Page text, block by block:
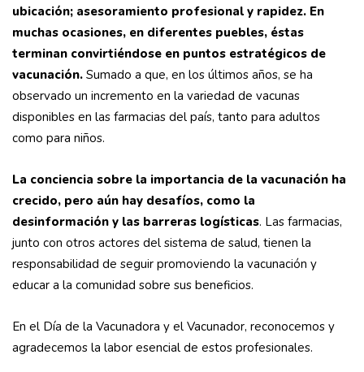
ubicación; asesoramiento profesional y rapidez. En
muchas ocasiones, en diferentes puebles, éstas
terminan convirtiéndose en puntos estratégicos de
vacunación. Sumado a que, en los últimos años, se ha
observado un incremento en la variedad de vacunas
disponibles en las farmacias del país, tanto para adultos
como para niños.
La conciencia sobre la importancia de la vacunación ha
crecido, pero aún hay desafíos, como la
desinformación y las barreras logísticas. Las farmacias,
junto con otros actores del sistema de salud, tienen la
responsabilidad de seguir promoviendo la vacunación y
educar a la comunidad sobre sus beneficios.
En el Día de la Vacunadora y el Vacunador, reconocemos y
agradecemos la labor esencial de estos profesionales.